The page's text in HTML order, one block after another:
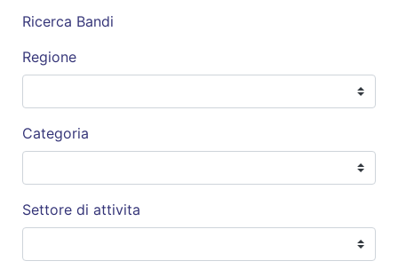
Ricerca Bandi
Regione
Categoria
Settore di attivita